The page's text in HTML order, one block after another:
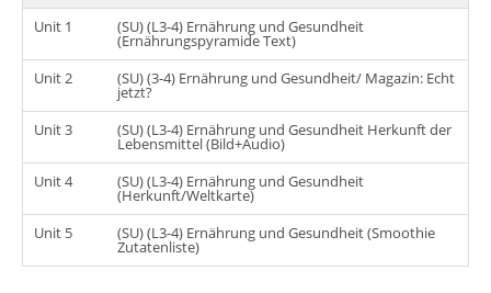
Unit 1 (SU) (L3-4) Ernährung und Gesundheit
(Ernährungspyramide Text)
Unit 2
(SU) (3-4) Ernährung und Gesundheit/ Magazin: Echt
jetzt?
Unit 3
(SU) (L3-4) Ernährung und Gesundheit Herkunft der
Lebensmittel (Bild+Audio)
Unit 4
(SU) (L3-4) Ernährung und Gesundheit
(Herkunft/Weltkarte)
Unit 5
(SU) (L3-4) Ernährung und Gesundheit (Smoothie
Zutatenliste)